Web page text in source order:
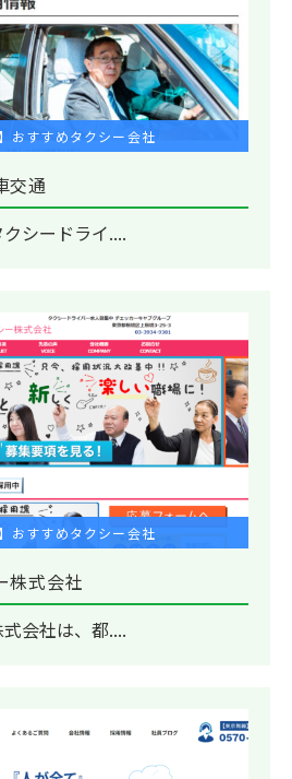
おすすめタクシー会社
交通
シードライ....
おすすめタクシー会社
株式会社
会社は、都....